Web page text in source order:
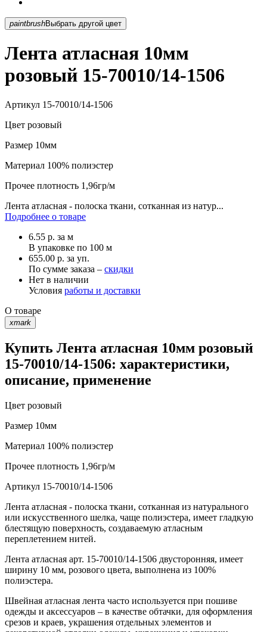
paintbrush Выбрать другой цвет
Лента атласная 10мм
розовый 15-70010/14-1506
Артикул 15-70010/14-1506
Цвет розовый
Размер 10мм
Материал 100% полиэстер
Прочее плотность 1,96гр/м
Лента атласная - полоска ткани, сотканная из натур...
Подробнее о товаре
6.55 р. за м
В упаковке по 100 м
655.00 р. за уп.
По сумме заказа – скидки
Нет в наличии
Условия работы и доставки
О товаре
xmark
Купить Лента атласная 10мм розовый
15-70010/14-1506: характеристики,
описание, применение
Цвет розовый
Размер 10мм
Материал 100% полиэстер
Прочее плотность 1,96гр/м
Артикул 15-70010/14-1506
Лента атласная - полоска ткани, сотканная из натурального
или искусственного шелка, чаще полиэстера, имеет гладкую
блестящую поверхность, создаваемую атласным
переплетением нитей.
Лента атласная арт. 15-70010/14-1506 двусторонняя, имеет
ширину 10 мм, розового цвета, выполнена из 100%
полиэстера.
Швейная атласная лента часто используется при пошиве
одежды и аксессуаров – в качестве обтачки, для оформления
срезов и краев, украшения отдельных элементов и